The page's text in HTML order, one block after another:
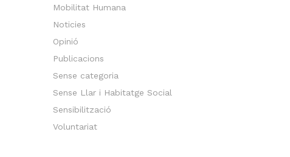
Mobilitat Humana
Noticies
Opinió
Publicacions
Sense categoria
Sense Llar i Habitatge Social
Sensibilització
Voluntariat